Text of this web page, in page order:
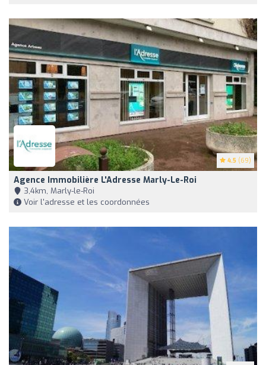
4.5 (69)
Agence Immobilière L'Adresse Marly-Le-Roi
3,4km, Marly-le-Roi
Voir l'adresse et les coordonnées